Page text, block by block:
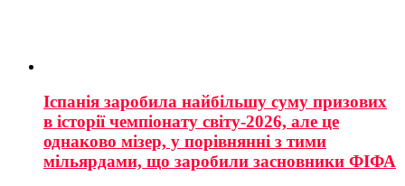
Іспанія заробила найбільшу суму призових
в історії чемпіонату світу-2026, але це
однаково мізер, у порівнянні з тими
мільярдами, що заробили засновники ФІФА